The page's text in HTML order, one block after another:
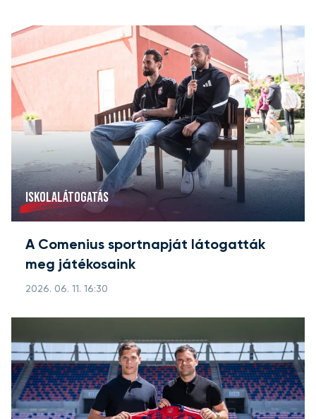
ISKOLALÁTOGATÁS
A Comenius sportnapját látogatták
meg játékosaink
2026. 06. 11. 16:30